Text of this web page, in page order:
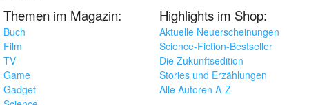
Themen im Magazin:
Buch
Film
TV
Game
Gadget
Highlights im Shop:
Aktuelle Neuerscheinungen
Science-Fiction-Bestseller
Die Zukunftsedition
Stories und Erzählungen
Alle Autoren A-Z